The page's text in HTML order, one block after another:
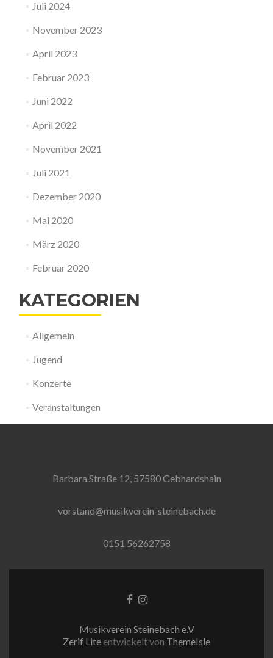
Juli 2024
November 2023
April 2023
Februar 2023
Juni 2022
April 2022
November 2021
Juli 2021
Dezember 2020
Mai 2020
März 2020
Februar 2020
KATEGORIEN
Allgemein
Jugend
Konzerte
Veranstaltungen
Barbara Straße 12, 57580 Gebhardshain
vorstand@musikverein-steinebach.de
0151 56262758
Facebook-
Instagram
Musikverein Steinebach e.V
Zerif Lite entwickelt von ThemeIsle